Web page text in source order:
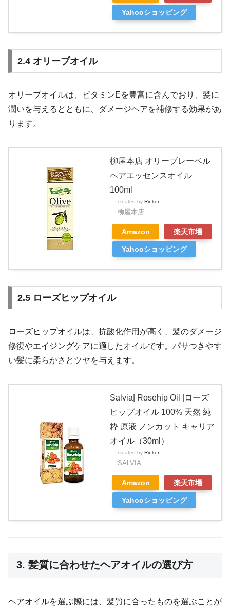
Yahooショッピング
2.4 オリーブオイル
オリーブオイルは、ビタミンEを豊富に含んでおり、髪に
潤いを与えるとともに、ダメージヘアを補修する効果があ
ります。
柳屋本店 オリーブレーベル
ヘアエッセンスオイル
100ml
created by Rinker
柳屋本店
Amazon 楽天市場
Yahooショッピング
2.5 ローズヒップオイル
ローズヒップオイルは、抗酸化作用が高く、髪のダメージ
修復やエイジングケアに適したオイルです。パサつきやす
い髪に柔らかさとツヤを与えます。
Salvia| Rosehip Oil |ローズ
ヒップオイル 100% 天然 純
粋 原液 ノンカット キャリア
オイル（30ml）
created by Rinker
SALVIA
Amazon 楽天市場
Yahooショッピング
3. 髪質に合わせたヘアオイルの選び方
ヘアオイルを選ぶ際には、髪質に合ったものを選ぶことが